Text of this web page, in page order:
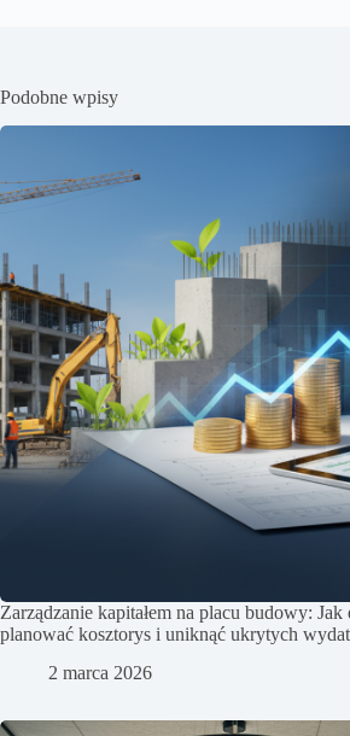
Podobne wpisy
Zarządzanie kapitałem na placu budowy:
planować kosztorys i uniknąć ukrytych
2 marca 2026